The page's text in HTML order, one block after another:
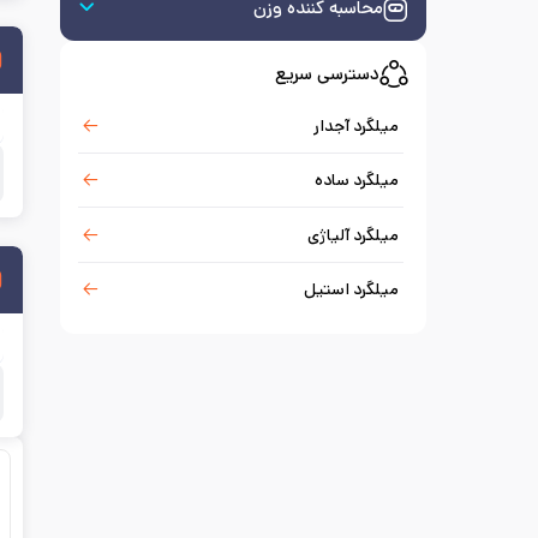
محاسبه کننده وزن
دسترسی سریع
میلگرد آجدار
میلگرد ساده
میلگرد آلیاژی
میلگرد استیل